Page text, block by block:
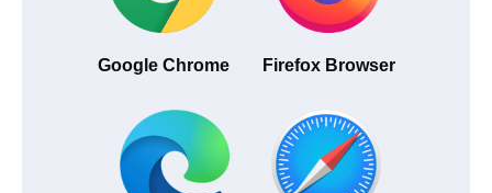
Google Chrome Firefox Browser